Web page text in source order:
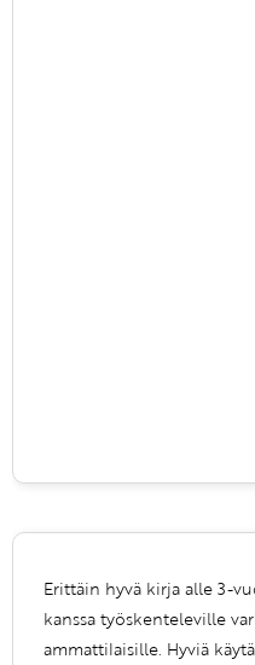
Erittäin hyvä kirja alle 3-
kanssa työskenteleville
ammattilaisille. Hyviä